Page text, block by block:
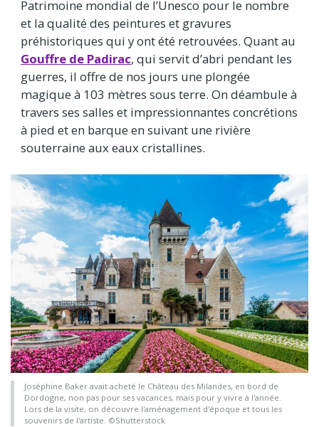
Patrimoine mondial de l’Unesco pour le nombre
et la qualité des peintures et gravures
préhistoriques qui y ont été retrouvées. Quant au
Gouffre de Padirac, qui servit d’abri pendant les
guerres, il offre de nos jours une plongée
magique à 103 mètres sous terre. On déambule à
travers ses salles et impressionnantes concrétions
à pied et en barque en suivant une rivière
souterraine aux eaux cristallines.
Joséphine Baker avait acheté le Château des Milandes, en bord de
Dordogne, non pas pour ses vacances, mais pour y vivre à l'année.
Lors de la visite, on découvre l'aménagement d'époque et tous les
souvenirs de l'artiste. ©Shutterstock